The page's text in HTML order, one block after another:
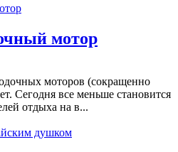
мотор
моторов (сокращенно
Сегодня все меньше становится
отдыха на в...